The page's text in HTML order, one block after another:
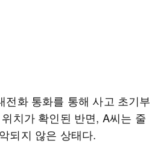
전화 통화를 통해 사고 초기부
치가 확인된 반면, A씨는 줄
되지 않은 상태다.